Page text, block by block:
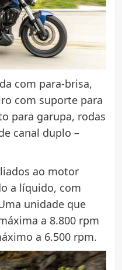
com para-brisa,
com suporte para
para garupa, rodas
canal duplo –
ao motor
a líquido, com
unidade que
a 8.800 rpm
a 6.500 rpm.